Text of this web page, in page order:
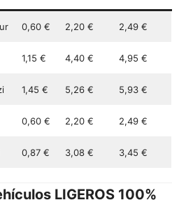
0,60 € 2,20 € 2,49 €
1,15 € 4,40 € 4,95 €
1,45 € 5,26 € 5,93 €
0,60 € 2,20 € 2,49 €
0,87 € 3,08 € 3,45 €
LIGEROS 100%